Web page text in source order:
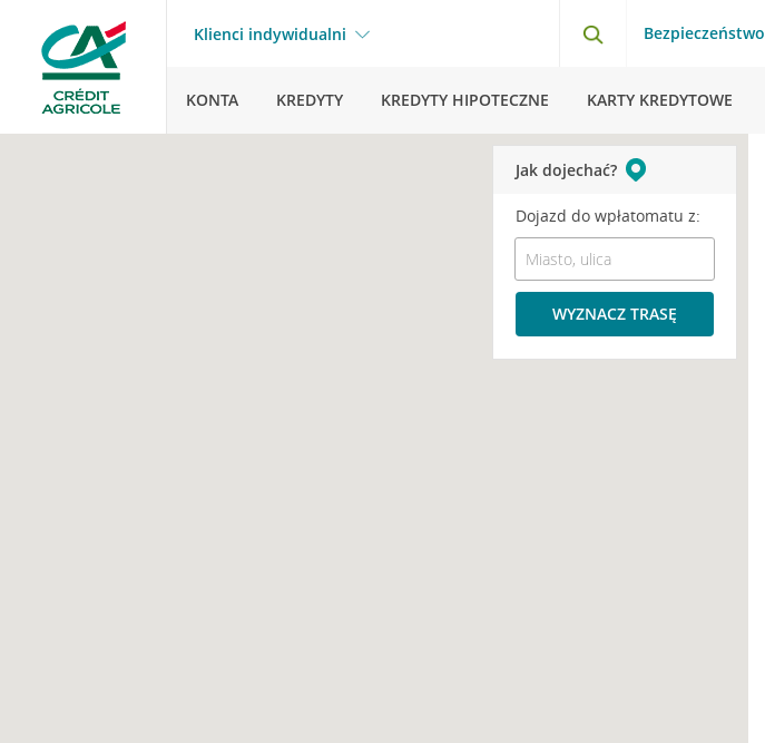
Klienci indywidualni Bezpieczeństwo
KONTA KREDYTY KREDYTY HIPOTECZNE KARTY KREDYTOWE
Jak dojechać?
Dojazd do wpłatomatu z:
WYZNACZ TRASĘ